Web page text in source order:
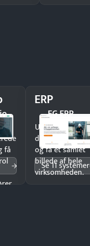
få
ERP
EG ERP
Undgå
og få ét samlet
billede af hele
virksomheden.
Se 11 systemer